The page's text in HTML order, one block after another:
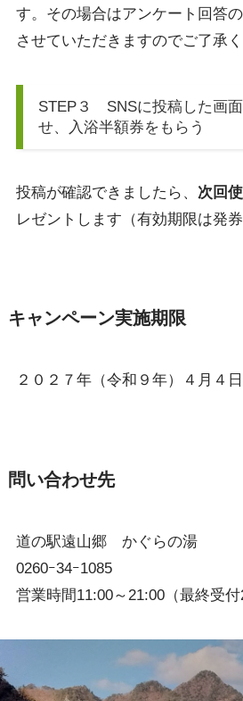
す。その場合はアンケート回答
させていただきますのでご了承く
STEP３ SNSに投稿した画
せ、入浴半額券をもらう
投稿が確認できましたら、 次回
レゼントします（有効期限は発
キャンペーン実施期限
２０２７年（令和９年）４月４日
問い合わせ先
道の駅遠山郷 かぐらの湯
0260ｰ34ｰ1085
営業時間11:00～21:00（最終受